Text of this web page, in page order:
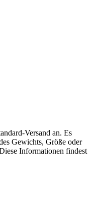
Versand an. Es
Gewichts, Größe oder
Informationen findest